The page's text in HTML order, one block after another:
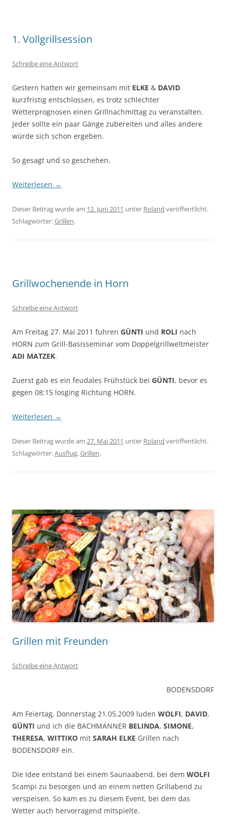
1. Vollgrillsession
Schreibe eine Antwort
Gestern hatten wir gemeinsam mit ELKE & DAVID
kurzfristig entschlossen, es trotz schlechter
Wetterprognosen einen Grillnachmittag zu veranstalten.
Jeder sollte ein paar Gänge zubereiten und alles andere
würde sich schon ergeben.
So gesagt und so geschehen.
Weiterlesen →
Dieser Beitrag wurde am 12. Juni 2011 unter Roland veröffentlicht.
Schlagwörter:Grillen.
Grillwochenende in Horn
Schreibe eine Antwort
Am Freitag 27. Mai 2011 fuhren GÜNTI und ROLI nach
HORN zum Grill-Basisseminar vom Doppelgrillweltmeister
ADI MATZEK.
Zuerst gab es ein feudales Frühstück bei GÜNTI, bevor es
gegen 08:15 losging Richtung HORN.
Weiterlesen →
Dieser Beitrag wurde am 27. Mai 2011 unter Roland veröffentlicht.
Schlagwörter:Ausflug,Grillen.
Grillen mit Freunden
Schreibe eine Antwort
BODENSDORF
Am Feiertag, Donnerstag 21.05.2009 luden WOLFI, DAVID,
GÜNTI und ich die BACHMÄNNER BELINDA, SIMONE,
THERESA, WITTIKO mit SARAH ELKE Grillen nach
BODENSDORF ein.
Die Idee entstand bei einem Saunaabend, bei dem WOLFI
Scampi zu besorgen und an einem netten Grillabend zu
verspeisen. So kam es zu diesem Event, bei dem das
Wetter auch hervorragend mitspielte.